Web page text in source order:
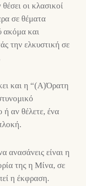
οι κλασικοί
σε θέματα
ακόμα και
την ελκυστική σε
και η “(Α)Όρατη
αν θέλετε, ένα
ανασάνεις είναι η
της η Μίνα, σε
η έκφραση.